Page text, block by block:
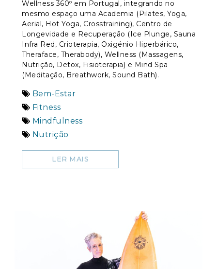
Wellness 360º em Portugal, integrando no
mesmo espaço uma Academia (Pilates, Yoga,
Aerial, Hot Yoga, Crosstraining), Centro de
Longevidade e Recuperação (Ice Plunge, Sauna
Infra Red, Crioterapia, Oxigénio Hiperbárico,
Theraface, Therabody), Wellness (Massagens,
Nutrição, Detox, Fisioterapia) e Mind Spa
(Meditação, Breathwork, Sound Bath).
Bem-Estar
Fitness
Mindfulness
Nutrição
LER MAIS